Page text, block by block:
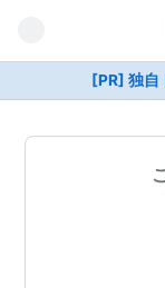
[PR] 独自